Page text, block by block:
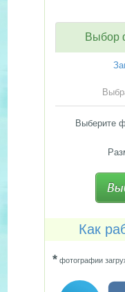
Выбор
Выберите
Как
*фотографии